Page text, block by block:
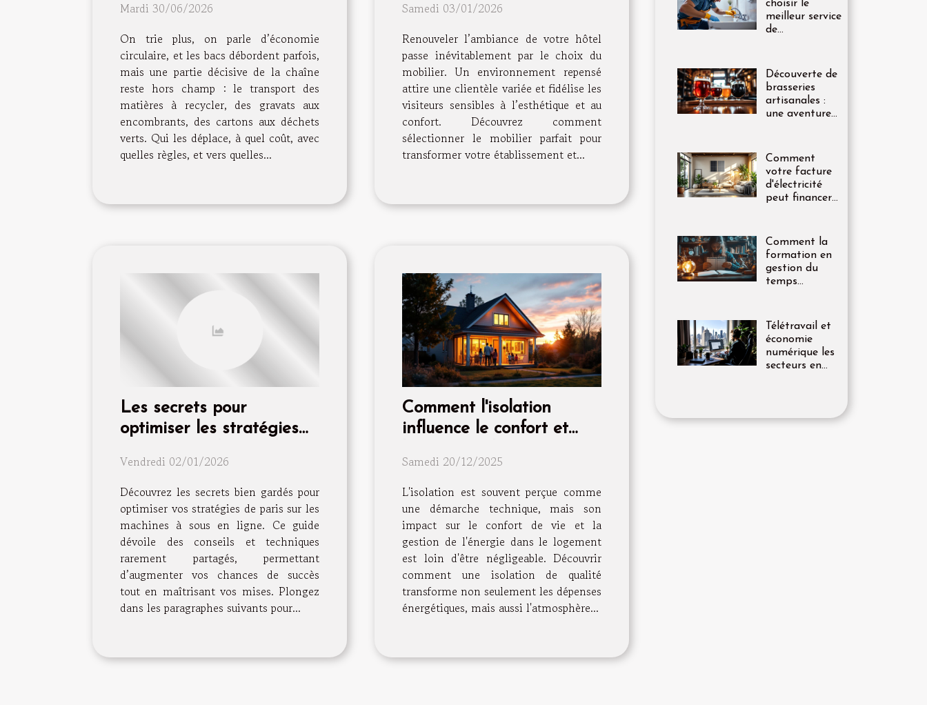
matières à recycler
Mardi 30/06/2026
On trie plus, on parle d’économie
circulaire, et les bacs débordent parfois,
mais une partie décisive de la chaîne
reste hors champ : le transport des
matières à recycler, des gravats aux
encombrants, des cartons aux déchets
verts. Qui les déplace, à quel coût, avec
quelles règles, et vers quelles...
votre hôtel ?
Samedi 03/01/2026
Renouveler l’ambiance de votre hôtel
passe inévitablement par le choix du
mobilier. Un environnement repensé
attire une clientèle variée et fidélise les
visiteurs sensibles à l’esthétique et au
confort. Découvrez comment
sélectionner le mobilier parfait pour
transformer votre établissement et...
Les secrets pour
optimiser les stratégies
à sous en ligne
Vendredi 02/01/2026
Découvrez les secrets bien gardés pour
optimiser vos stratégies de paris sur les
machines à sous en ligne. Ce guide
dévoile des conseils et techniques
rarement partagés, permettant
d’augmenter vos chances de succès
tout en maîtrisant vos mises. Plongez
dans les paragraphes suivants pour...
Comment l'isolation
influence le confort et
Samedi 20/12/2025
L'isolation est souvent perçue comme
une démarche technique, mais son
impact sur le confort de vie et la
gestion de l'énergie dans le logement
est loin d'être négligeable. Découvrir
comment une isolation de qualité
transforme non seulement les dépenses
énergétiques, mais aussi l'atmosphère...
choisir le
meilleur service
de
Découverte de
brasseries
artisanales :
une aventure
Comment
votre facture
d'électricité
peut financer
Comment la
formation en
gestion du
temps
carrière ?
Télétravail et
économie
numérique les
secteurs en